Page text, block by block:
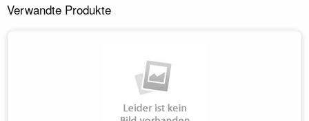
Verwandte Produkte